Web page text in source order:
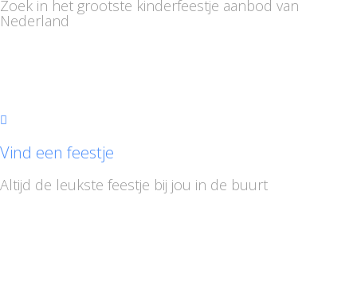
Zoek in het grootste kinderfeestje aanbod van
Nederland
Vind een feestje
Altijd de leukste feestje bij jou in de buurt